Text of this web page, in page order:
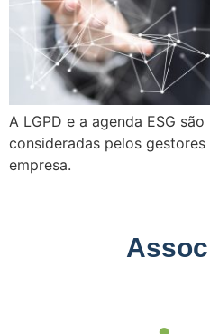
A LGPD e a agenda ESG
consideradas pelos
empresa.